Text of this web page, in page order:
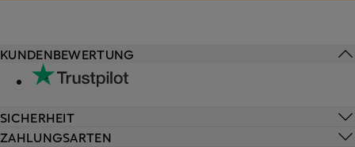
KUNDENBEWERTUNG
SICHERHEIT
ZAHLUNGSARTEN